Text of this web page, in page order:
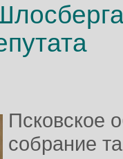
Псковское
собрание